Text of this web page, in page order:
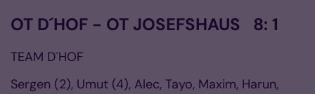
OT D´HOF - OT JOSEFSHAUS 8: 1
TEAM D´HOF
Sergen (2), Umut (4), Alec, Tayo, Maxim, Harun,